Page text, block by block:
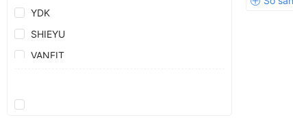
YDK
SHIEYU
VANFIT